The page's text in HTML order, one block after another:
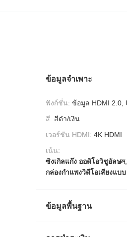
ข้อมูลจำเพาะ
ฟังก์ชั่น: ข้อมูล HDMI 2.0,
สี: สีดำ/เงิน
เวอร์ชัน HDMI: 4K HDMI
เน้น:
ซิงเกิลแก๊ง ออดิโอวิชูอัลบক্স,
กล่องกําแพงวิดีโอเสียงแบบ
ข้อมูลพื้นฐาน